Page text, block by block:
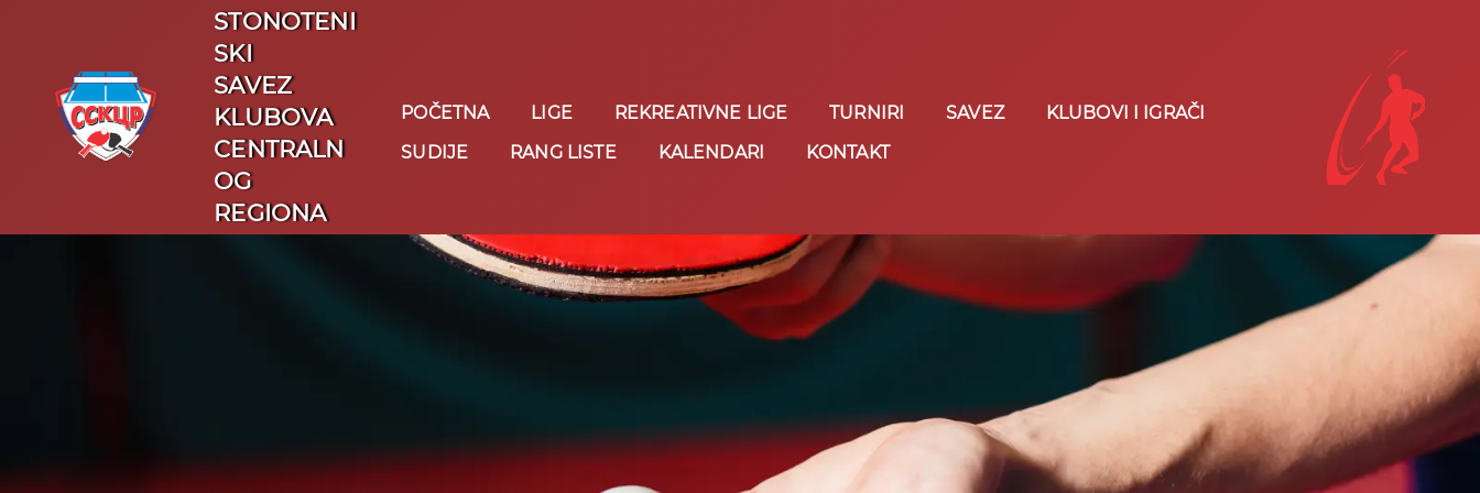
STONOTENI
SKI
SAVEZ
KLUBOVA
CENTRALN
OG
REGIONA
POČETNA LIGE REKREATIVNE LIGE TURNIRI SAVEZ
KLUBOVI I IGRAČI
SUDIJE
RANG LISTE KALENDARI KONTAKT